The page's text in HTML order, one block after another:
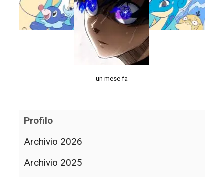
un mese fa
Profilo
Archivio 2026
Archivio 2025